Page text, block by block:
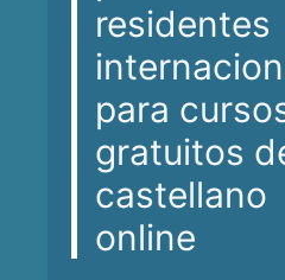
residentes
para
gratuitos
castellano
online